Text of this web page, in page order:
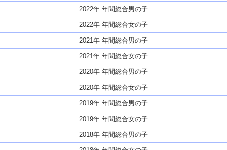
2022年 年間総合男の子
2022年 年間総合女の子
2021年 年間総合男の子
2021年 年間総合女の子
2020年 年間総合男の子
2020年 年間総合女の子
2019年 年間総合男の子
2019年 年間総合女の子
2018年 年間総合男の子